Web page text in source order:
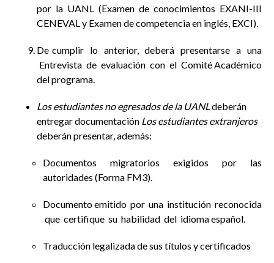
por la UANL (Examen de conocimientos EXANI-III
CENEVAL y Examen de competencia en inglés, EXCI).
De cumplir lo anterior, deberá presentarse a una
Entrevista de evaluación con el Comité Académico
del programa.
Los estudiantes no egresados de la UANLdeberán
entregar documentación Los estudiantes extranjeros
deberán presentar, además:
Documentos migratorios exigidos por las
autoridades (Forma FM3).
Documento emitido por una institución reconocida
que certifique su habilidad del idioma español.
Traducción legalizada de sus títulos y certificados